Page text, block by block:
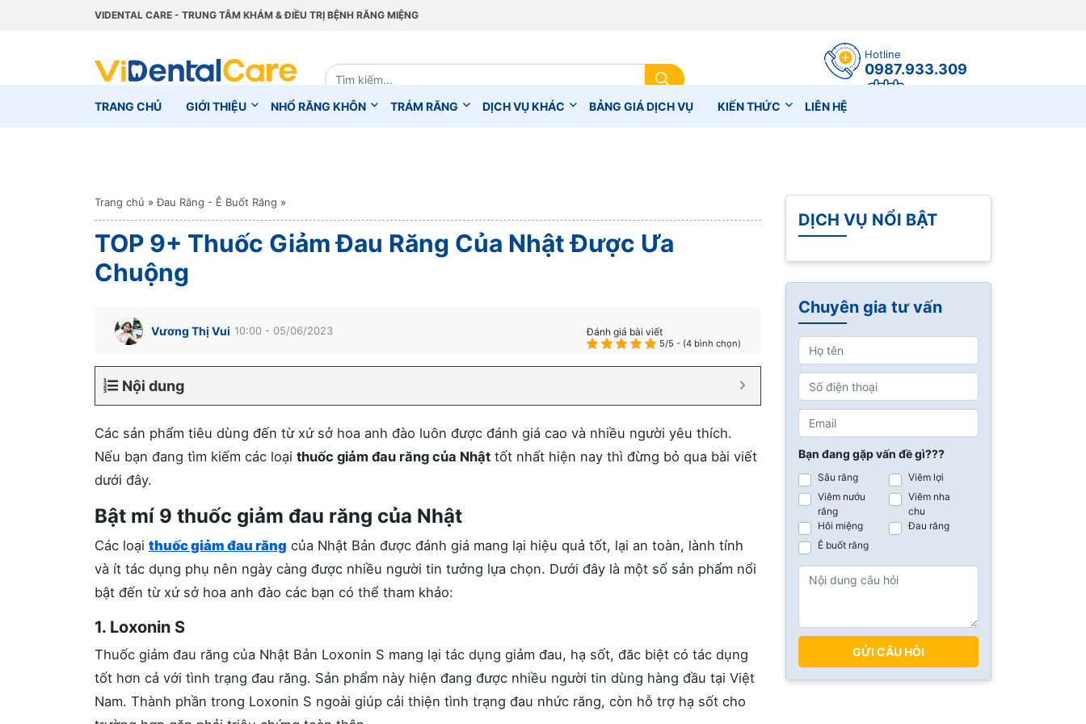
VIDENTAL CARE - TRUNG TÂM KHÁM & ĐIỀU TRỊ BỆNH RĂNG MIỆNG
Hotline
0987.933.309
TRANG CHỦ GIỚI THIỆU NHỔ RĂNG KHÔN TRÁM RĂNG DỊCH VỤ KHÁC BẢNG GIÁ DỊCH VỤ KIẾN THỨC LIÊN HỆ
Trang chủ »Đau Răng - Ê Buốt Răng »
TOP 9+ Thuốc Giảm Đau Răng Của Nhật Được Ưa
Chuộng
Vương Thị Vui 10:00 - 05/06/2023 Đánh giá bài viết
5/5 - (4 bình chọn)
Nội dung
Các sản phẩm tiêu dùng đến từ xứ sở hoa anh đào luôn được đánh giá cao và nhiều người yêu thích.
Nếu bạn đang tìm kiếm các loại thuốc giảm đau răng của Nhật tốt nhất hiện nay thì đừng bỏ qua bài viết
dưới đây.
Bật mí 9 thuốc giảm đau răng của Nhật
Các loại thuốc giảm đau răng của Nhật Bản được đánh giá mang lại hiệu quả tốt, lại an toàn, lành tính
và ít tác dụng phụ nên ngày càng được nhiều người tin tưởng lựa chọn. Dưới đây là một số sản phẩm nổi
bật đến từ xứ sở hoa anh đào các bạn có thể tham khảo:
1. Loxonin S
Thuốc giảm đau răng của Nhật Bản Loxonin S mang lại tác dụng giảm đau, hạ sốt, đăc biệt có tác dụng
tốt hơn cả với tình trạng đau răng. Sản phẩm này hiện đang được nhiều người tin dùng hàng đầu tại Việt
Nam. Thành phần trong Loxonin S ngoài giúp cải thiện tình trạng đau nhức răng, còn hỗ trợ hạ sốt cho
DỊCH VỤ NỔI BẬT
Chuyên gia tư vấn
Bạn đang gặp vấn đề gì???
Sâu răng
Viêm lợi
Viêm nướu
răng
Viêm nha
chu
Hôi miệng
Đau răng
Ê buốt răng
GỬI CÂU HỎI